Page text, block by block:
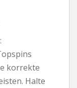
korrekte
Halte